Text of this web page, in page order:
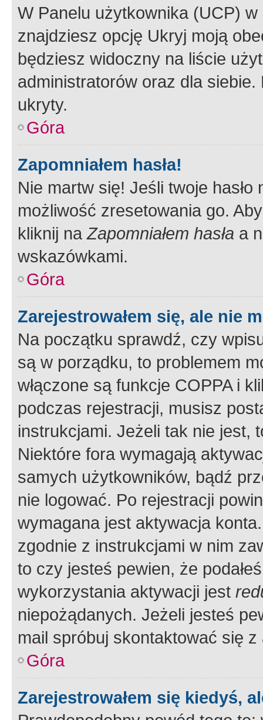
W Panelu użytkownika (UCP) w
znajdziesz opcję Ukryj moją
będziesz widoczny na liście
administratorów oraz dla
ukryty.
Góra
Zapomniałem hasła!
Nie martw się! Jeśli twoje
możliwość zresetowania go.
kliknij naZapomniałem hasła a
wskazówkami.
Góra
Zarejestrowałem się, ale nie
Na początku sprawdź, czy
są w porządku, to problemem
włączone są funkcje COPPA i
podczas rejestracji, musisz
instrukcjami. Jeżeli tak nie jest,
Niektóre fora wymagają
samych użytkowników, bądź
nie logować. Po rejestracji
wymagana jest aktywacja
zgodnie z instrukcjami w nim
to czy jesteś pewien, że
wykorzystania aktywacji jest
niepożądanych. Jeżeli jesteś
mail spróbuj skontaktować się
Góra
Zarejestrowałem się kiedyś,